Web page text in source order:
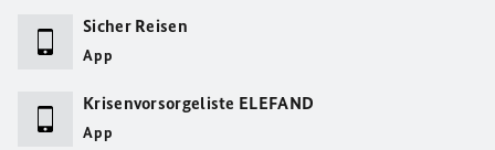
Sicher Reisen
App
Krisenvorsorgeliste ELEFAND
App